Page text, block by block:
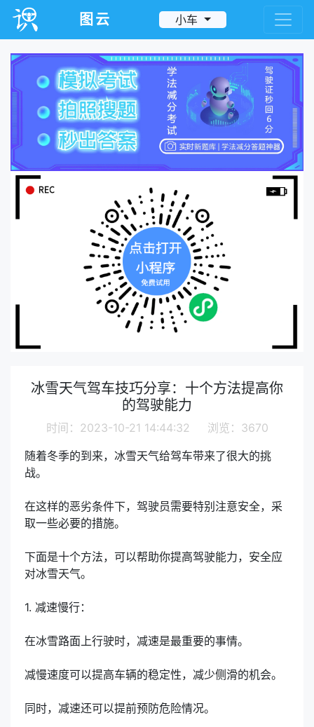
图云 小车
冰雪天气驾车技巧分享：十个方法提高你
的驾驶能力
时间：2023-10-21 14:44:32 浏览：3670
随着冬季的到来，冰雪天气给驾车带来了很大的挑
战。
在这样的恶劣条件下，驾驶员需要特别注意安全，采
取一些必要的措施。
下面是十个方法，可以帮助你提高驾驶能力，安全应
对冰雪天气。
1. 减速慢行：
在冰雪路面上行驶时，减速是最重要的事情。
减慢速度可以提高车辆的稳定性，减少侧滑的机会。
同时，减速还可以提前预防危险情况。